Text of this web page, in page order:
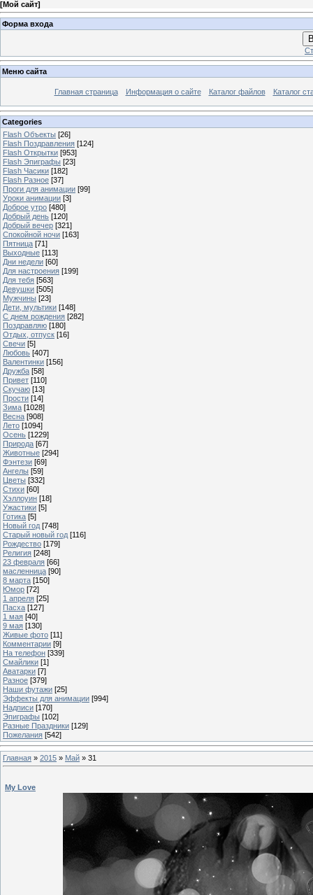
[Мой сайт]
Форма входа
Меню сайта
Главная страница Информация о сайте Каталог файлов Каталог
Categories
Flash Объекты [26]
Flash Поздравления [124]
Flash Открытки [953]
Flash Эпиграфы [23]
Flash Часики [182]
Flash Разное [37]
Проги для анимации [99]
Уроки анимации [3]
Доброе утро [480]
Добрый день [120]
Добрый вечер [321]
Спокойной ночи [163]
Пятница [71]
Выходные [113]
Дни недели [60]
Для настроения [199]
Для тебя [563]
Девушки [505]
Мужчины [23]
Дети, мультики [148]
С днем рождения [282]
Поздравляю [180]
Отдых, отпуск [16]
Свечи [5]
Любовь [407]
Валентинки [156]
Дружба [58]
Привет [110]
Скучаю [13]
Прости [14]
Зима [1028]
Весна [908]
Лето [1094]
Осень [1229]
Природа [67]
Животные [294]
Фэнтези [69]
Ангелы [59]
Цветы [332]
Стихи [60]
Хэллоуин [18]
Ужастики [5]
Готика [5]
Новый год [748]
Старый новый год [116]
Рождество [179]
Религия [248]
23 февраля [66]
масленница [90]
8 марта [150]
Юмор [72]
1 апреля [25]
Пасха [127]
1 мая [40]
9 мая [130]
Живые фото [11]
Комментарии [9]
На телефон [339]
Смайлики [1]
Аватарки [7]
Разное [379]
Наши футажи [25]
Эффекты для анимации [994]
Надписи [170]
Эпиграфы [102]
Разные Праздники [129]
Пожелания [542]
Главная » 2015 » Май » 31
My Love